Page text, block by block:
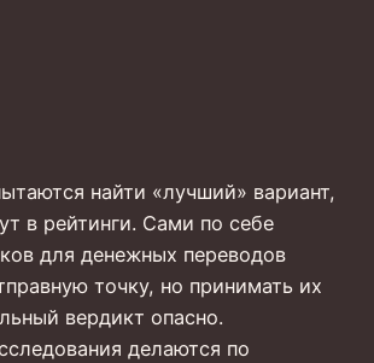
найти «лучший» вариант,
в рейтинги. Сами по себе
для денежных переводов
точку, но принимать их
вердикт опасно.
делаются по